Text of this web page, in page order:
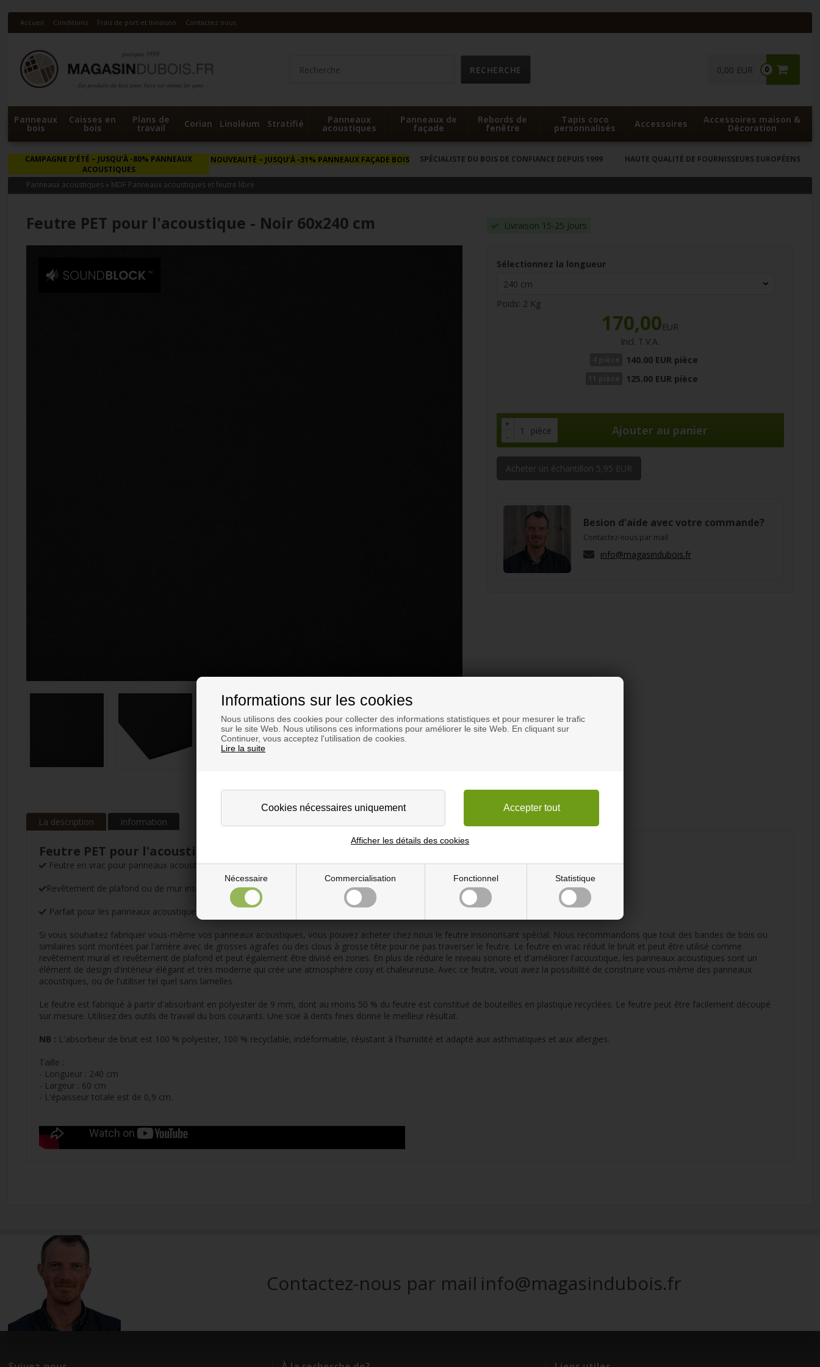
Informations sur les cookies
Nous utilisons des cookies pour collecter des informations statistiques et pour mesurer le trafic
sur le site Web. Nous utilisons ces informations pour améliorer le site Web. En cliquant sur
Continuer, vous acceptez l'utilisation de cookies.
Lire la suite
Nécessaire Commercialisation Fonctionnel Statistique
Afficher les détails des cookies
Accueil Conditions Frais de port et livraison Contactez nous
0
0,00 EUR
Panneaux
bois
Caisses en
bois
Plans de
travail Corian Linoléum Stratifié Panneaux
acoustiques
Panneaux de
façade
Rebords de
fenêtre
Tapis coco
personnalisés Accessoires Accessoires maison &
Décoration
CAMPAGNE D’ÉTÉ – JUSQU’À -80% PANNEAUX
ACOUSTIQUES
NOUVEAUTÉ – JUSQU’À -31% PANNEAUX FAÇADE BOIS SPÉCIALISTE DU BOIS DE CONFIANCE DEPUIS 1999 HAUTE QUALITÉ DE FOURNISSEURS EUROPÉENS
Panneaux acoustiques » MDF Panneaux acoustiques et feutre libre
Feutre PET pour l'acoustique - Noir 60x240 cm Livraison 15-25 Jours
Sélectionnez la longueur
Poids: 2 Kg
170,00EUR
Incl. T.V.A.
140.00 EUR pièce
125.00 EUR pièce
+
-
pièce
Acheter un échantillon 5,95 EUR
Besion d'aide avec votre commande?
Contactez-nous par mail
info@magasindubois.fr
La description Information
Feutre PET pour l'acoustique - Noir 60x240 cm
Feutre en vrac pour panneaux acoustiques noir
Revêtement de plafond ou de mur insonorisant
Parfait pour les panneaux acoustiques à FABRIQUER VOUS-MÊME
Si vous souhaitez fabriquer vous-même vos panneaux acoustiques, vous pouvez acheter chez nous le feutre insonorisant spécial. Nous recommandons que tout des bandes de bois ou
similaires sont montées par l'arrière avec de grosses agrafes ou des clous à grosse tête pour ne pas traverser le feutre. Le feutre en vrac réduit le bruit et peut être utilisé comme
revêtement mural et revêtement de plafond et peut également être divisé en zones. En plus de réduire le niveau sonore et d'améliorer l'acoustique, les panneaux acoustiques sont un
élément de design d'intérieur élégant et très moderne qui crée une atmosphère cosy et chaleureuse. Avec ce feutre, vous avez la possibilité de construire vous-même des panneaux
acoustiques, ou de l'utiliser tel quel sans lamelles.
Le feutre est fabriqué à partir d'absorbant en polyester de 9 mm, dont au moins 50 % du feutre est constitué de bouteilles en plastique recyclées. Le feutre peut être facilement découpé
sur mesure. Utilisez des outils de travail du bois courants. Une scie à dents fines donne le meilleur résultat.
NB : L'absorbeur de bruit est 100 % polyester, 100 % recyclable, indéformable, résistant à l'humidité et adapté aux asthmatiques et aux allergies.
Taille :
- Longueur : 240 cm
- Largeur : 60 cm
- L'épaisseur totale est de 0,9 cm.
Contactez-nous par mail info@magasindubois.fr